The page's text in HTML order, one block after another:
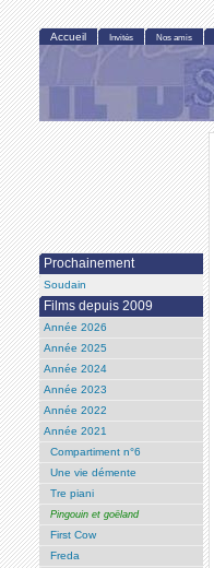
Accueil Invités Nos amis
Prochainement
Soudain
Films depuis 2009
Année 2026
Année 2025
Année 2024
Année 2023
Année 2022
Année 2021
Compartiment n°6
Une vie démente
Tre piani
Pingouin et goëland
First Cow
Freda